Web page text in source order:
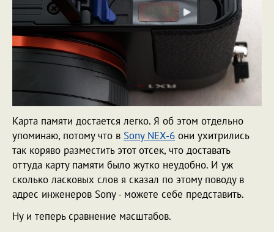
Карта памяти достается легко. Я об этом отдельно
упоминаю, потому что в Sony NEX-6 они ухитрились
так коряво разместить этот отсек, что доставать
оттуда карту памяти было жутко неудобно. И уж
сколько ласковых слов я сказал по этому поводу в
адрес инженеров Sony - можете себе представить.
Ну и теперь сравнение масштабов.